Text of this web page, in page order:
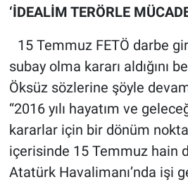
‘İDEALİM TERÖRLE
15 Temmuz FETÖ darbe
subay olma kararı aldığını
Öksüz sözlerine şöyle
“2016 yılı hayatım ve
kararlar için bir dönüm
içerisinde 15 Temmuz hain
Atatürk Havalimanı’nda işi
Türkiye'nin Geleceği
Türkiye'nin Gündemi
Yerel Gündem
Yerel Yaşam